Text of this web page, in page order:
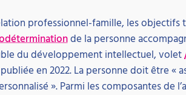
professionnel-famille, les objectifs
de la personne
du développement intellectuel, volet
en 2022. La personne doit être «
». Parmi les composantes de